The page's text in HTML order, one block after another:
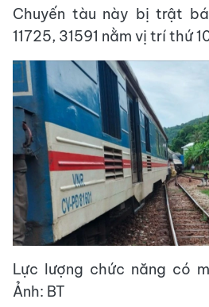
Chuyến tàu này bị trật
11725, 31591 nằm vị trí thứ
Lực lượng chức năng có
Ảnh: BT